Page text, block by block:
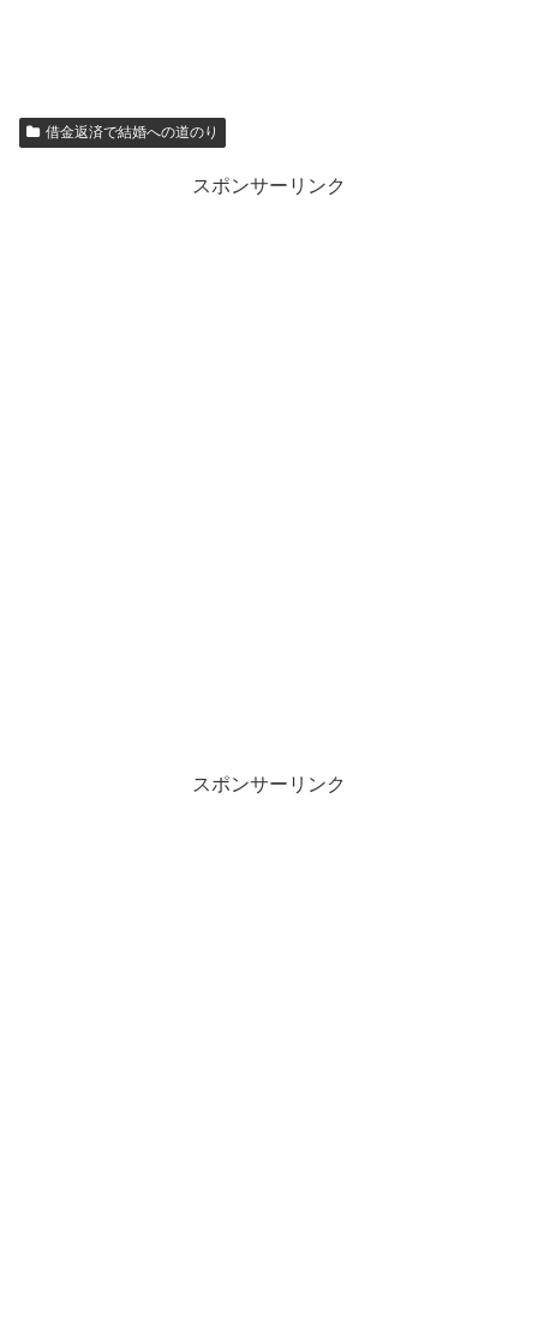
借金返済で結婚への道のり
スポンサーリンク
スポンサーリンク